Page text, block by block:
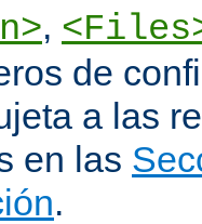
,
de
a las
en las
.